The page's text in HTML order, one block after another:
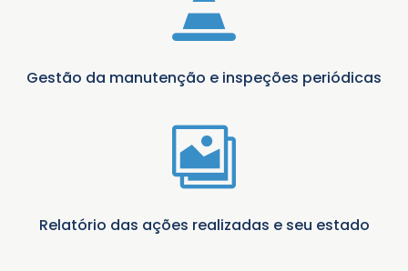
Gestão da manutenção e inspeções periódicas

Relatório das ações realizadas e seu estado